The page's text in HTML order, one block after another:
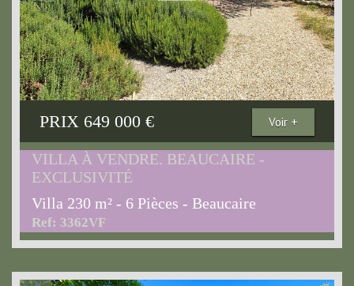
PRIX 649 000 € Voir +
VILLA À VENDRE. BEAUCAIRE -
EXCLUSIVITÉ
Villa 230 m² - 6 Pièces - Beaucaire
Ref: 3362VF